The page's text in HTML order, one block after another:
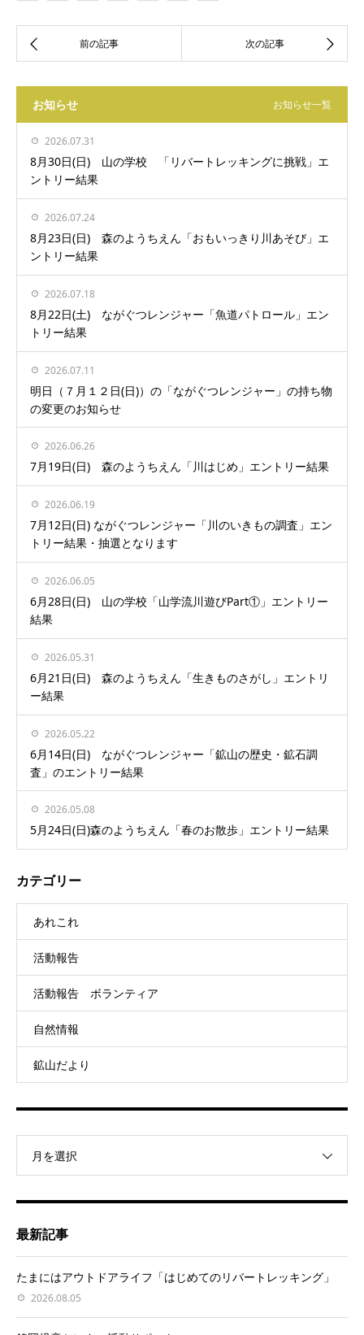
お知らせ お知らせ一覧
2026.07.31
8月30日(日) 山の学校 「リバートレッキングに挑戦」エ
ントリー結果
2026.07.24
8月23日(日) 森のようちえん「おもいっきり川あそび」エ
ントリー結果
2026.07.18
8月22日(土) ながぐつレンジャー「魚道パトロール」エン
トリー結果
2026.07.11
明日（７月１２日(日)）の「ながぐつレンジャー」の持ち物
の変更のお知らせ
2026.06.26
7月19日(日) 森のようちえん「川はじめ」エントリー結果
2026.06.19
7月12日(日) ながぐつレンジャー「川のいきもの調査」エン
トリー結果・抽選となります
2026.06.05
6月28日(日) 山の学校「山学流川遊びPart①」エントリー
結果
2026.05.31
6月21日(日) 森のようちえん「生きものさがし」エントリ
ー結果
2026.05.22
6月14日(日) ながぐつレンジャー「鉱山の歴史・鉱石調
査」のエントリー結果
2026.05.08
5月24日(日)森のようちえん「春のお散歩」エントリー結果
カテゴリー
あれこれ
活動報告
活動報告 ボランティア
自然情報
鉱山だより
月を選択
最新記事
たまにはアウトドアライフ「はじめてのリバートレッキング」
2026.08.05